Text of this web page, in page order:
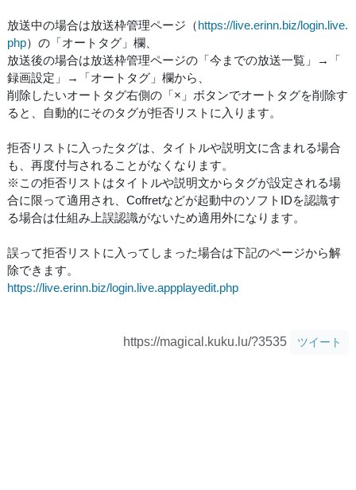
放送中の場合は放送枠管理ページ（https://live.erinn.biz/login.live.
php）の「オートタグ」欄、
放送後の場合は放送枠管理ページの「今までの放送一覧」→「
録画設定」→「オートタグ」欄から、
削除したいオートタグ右側の「×」ボタンでオートタグを削除す
ると、自動的にそのタグが拒否リストに入ります。
拒否リストに入ったタグは、タイトルや説明文に含まれる場合
も、再度付与されることがなくなります。
※この拒否リストはタイトルや説明文からタグが設定される場
合に限って適用され、Coffretなどが起動中のソフトIDを認識す
る場合は仕組み上誤認識がないため適用外になります。
誤って拒否リストに入ってしまった場合は下記のページから解
除できます。
https://live.erinn.biz/login.live.appplayedit.php
https://magical.kuku.lu/?3535 ツイート